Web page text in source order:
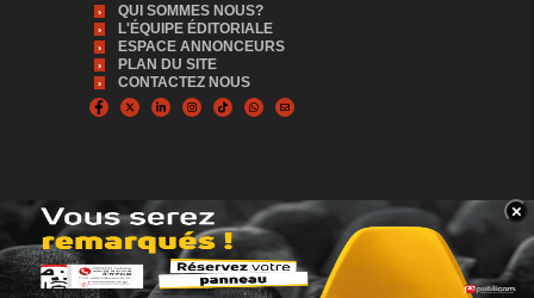
BANNER_BAS
×
QUI SOMMES NOUS?
L'ÉQUIPE ÉDITORIALE
ESPACE ANNONCEURS
PLAN DU SITE
CONTACTEZ NOUS
© Copyright 2024, Tous droits réservés | L'Union est édité par la Sonapresse
Plus d'infos, Plus proche de vous